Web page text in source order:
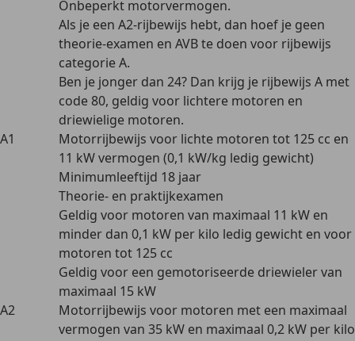
Onbeperkt motorvermogen.
Als je een A2-rijbewijs hebt, dan hoef je geen
theorie-examen en AVB te doen voor rijbewijs
categorie A.
Ben je jonger dan 24? Dan krijg je rijbewijs A met
code 80, geldig voor lichtere motoren en
driewielige motoren.
A1
Motorrijbewijs voor lichte motoren tot 125 cc en
11 kW vermogen (0,1 kW/kg ledig gewicht)
Minimumleeftijd 18 jaar
Theorie- en praktijkexamen
Geldig voor motoren van maximaal 11 kW en
minder dan 0,1 kW per kilo ledig gewicht en voor
motoren tot 125 cc
Geldig voor een gemotoriseerde driewieler van
maximaal 15 kW
A2
Motorrijbewijs voor motoren met een maximaal
vermogen van 35 kW en maximaal 0,2 kW per kilo